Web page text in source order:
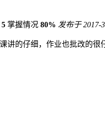
5 掌握情况 80% 发布于 2017-
讲的仔细，作业也批改的很